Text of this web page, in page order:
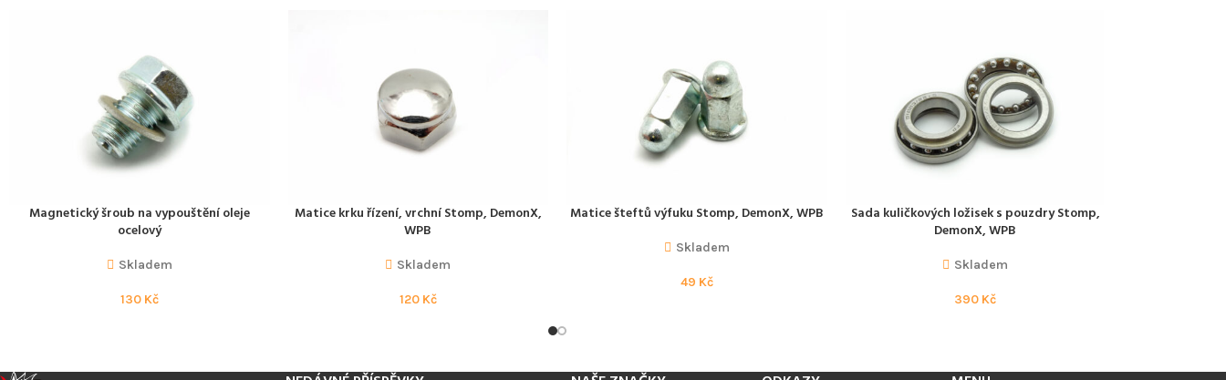
PŘIDAT DO KOŠÍKU
Magnetický šroub na vypouštění oleje
ocelový
Skladem
130 Kč
PŘIDAT DO KOŠÍKU
Matice krku řízení, vrchní Stomp, DemonX,
WPB
Skladem
120 Kč
PŘIDAT DO KOŠÍKU
Matice šteftů výfuku Stomp, DemonX, WPB
Skladem
49 Kč
PŘIDAT DO KOŠÍKU
Sada kuličkových ložisek s pouzdry Stomp,
DemonX, WPB
Skladem
390 Kč